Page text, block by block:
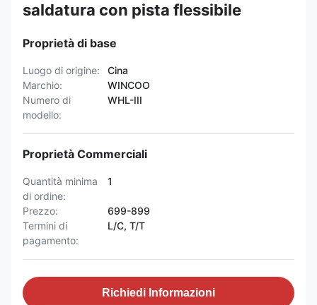
saldatura con pista flessibile
Proprietà di base
Luogo di origine:
Cina
Marchio:
WINCOO
Numero di
modello:
WHL-III
Proprietà Commerciali
Quantità minima
di ordine:
1
Prezzo:
699-899
Termini di
pagamento:
L/C, T/T
Richiedi Informazioni